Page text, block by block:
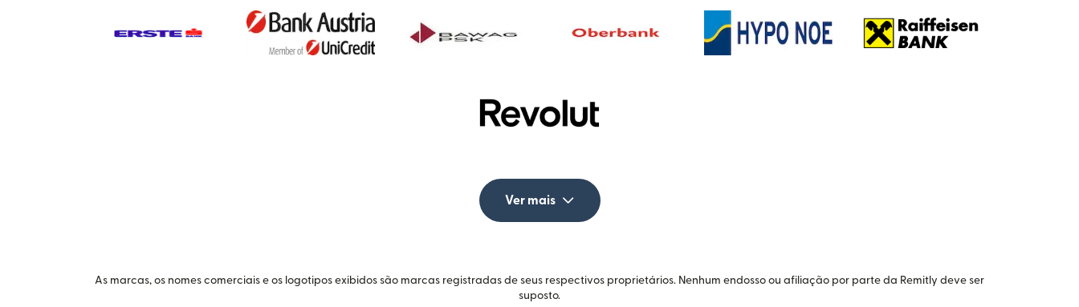
Ver mais
As marcas, os nomes comerciais e os logotipos exibidos são marcas registradas de seus respectivos proprietários. Nenhum endosso ou afiliação por parte da Remitly deve ser
suposto.